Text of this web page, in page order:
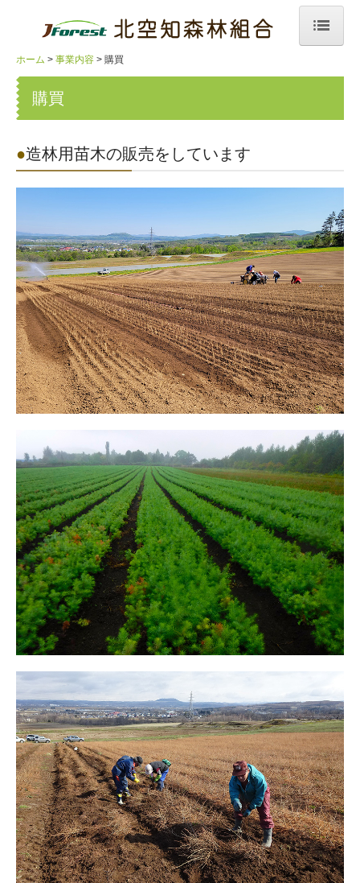
ホーム
組合について
事業内容
販売
森林整備
購買
山林斡旋情報
採用情報
各種手続き
お問合せ
ホーム 事業内容 購買
購買
●造林用苗木の販売をしています